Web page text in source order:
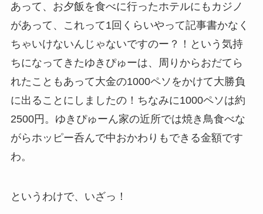
あって、お夕飯を食べに行ったホテルにもカジノ
があって、これって1回くらいやって記事書かなく
ちゃいけないんじゃないですのー？！という気持
ちになってきたゆきぴゅーは、周りからおだてら
れたこともあって大金の1000ペソをかけて大勝負
に出ることにしましたの！ちなみに1000ペソは約
2500円。ゆきぴゅーん家の近所では焼き鳥食べな
がらホッピー呑んで中おかわりもできる金額です
わ。
というわけで、いざっ！